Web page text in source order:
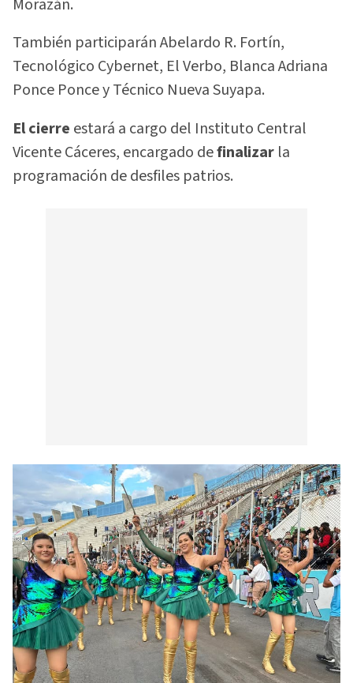
Morazán.
También participarán Abelardo R. Fortín,
Tecnológico Cybernet, El Verbo, Blanca Adriana
Ponce Ponce y Técnico Nueva Suyapa.
El cierre estará a cargo del Instituto Central
Vicente Cáceres, encargado definalizar la
programación de desfiles patrios.